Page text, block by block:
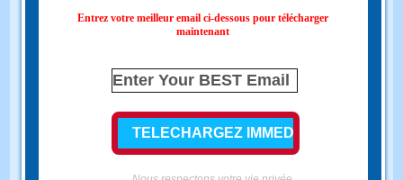
Entrez votre meilleur email ci-dessous pour télécharger
maintenant